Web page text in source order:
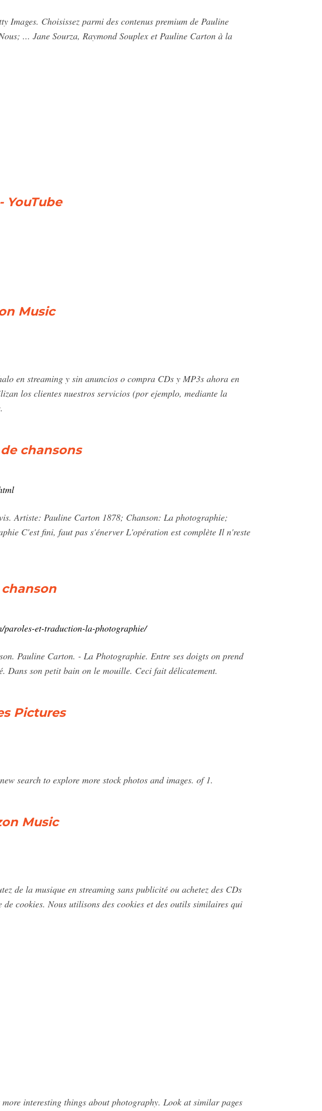
Images. Choisissez parmi des contenus premium de Pauline
... Jane Sourza, Raymond Souplex et Pauline Carton à la
YouTube
Music
en streaming y sin anuncios o compra CDs y MP3s ahora en
los clientes nuestros servicios (por ejemplo, mediante la
chansons
Artiste: Pauline Carton 1878; Chanson: La photographie;
C'est fini, faut pas s'énerver L'opération est complète Il n'reste
paroles-et-traduction-la-photographie/
Pauline Carton. - La Photographie. Entre ses doigts on prend
son petit bain on le mouille. Ceci fait délicatement.
Pictures
search to explore more stock photos and images. of 1.
Music
de la musique en streaming sans publicité ou achetez des CDs
cookies. Nous utilisons des cookies et des outils similaires qui
interesting things about photography. Look at similar pages